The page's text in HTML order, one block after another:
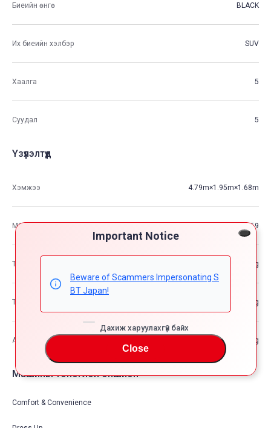
Important Notice
Beware of Scammers Impersonating S
BT Japan!
Дахиж харуулахгүй байх
Close
Биеийн өнгө BLACK
Их биеийн хэлбэр SUV
Хаалга 5
Суудал 5
Үзүүлэлтүүд
Хэмжээ 4.79m×1.95m×1.68m
М3 15.69
Тээврийн хэрэгслийн жин —kg
Тээврийн хэрэгслийн нийт жин —kg
Ачааны хамгийн өндөр хүчин чадал —kg
Машины тоноглол опшион
Comfort & Convenience